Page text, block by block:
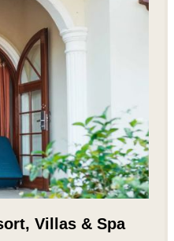
Villas & Spa